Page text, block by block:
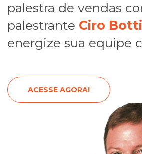
palestra de vendas
palestrante Ciro
energize sua equipe
ACESSE AGORA!